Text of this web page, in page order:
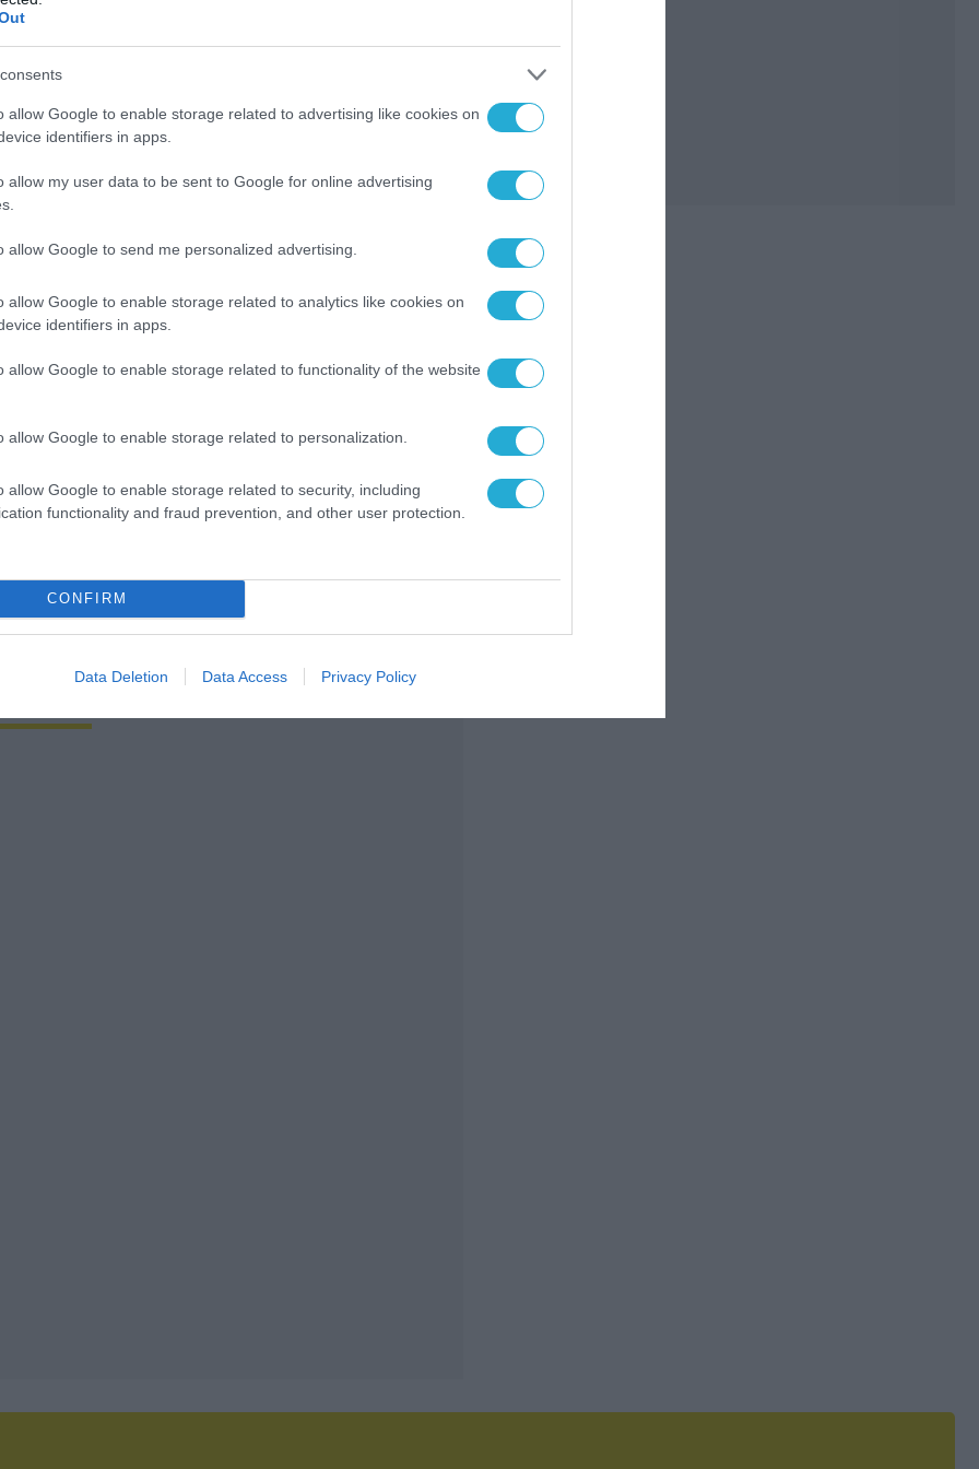
allow Google to enable storage related to advertising like cookies on
identifiers in apps.
allow my user data to be sent to Google for online advertising
allow Google to send me personalized advertising.
allow Google to enable storage related to analytics like cookies on
identifiers in apps.
allow Google to enable storage related to functionality of the website
allow Google to enable storage related to personalization.
allow Google to enable storage related to security, including
functionality and fraud prevention, and other user protection.
CONFIRM
Data Deletion Data Access Privacy Policy
δολοφονία, με στόχο ακόμη ένα μέλος
είχε γίνει ευρύτερα γνωστός το
όταν το όνομά του
Λακιώτη, Γιάννη Σκαφτούρου και